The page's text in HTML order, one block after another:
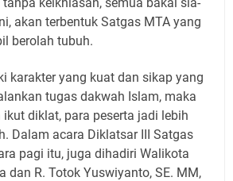
akan terbentuk Satgas MTA yang
berolah tubuh.
karakter yang kuat dan sikap yang
tugas dakwah Islam, maka
diklat, para peserta jadi lebih
Dalam acara Diklatsar III Satgas
pagi itu, juga dihadiri Walikota
dan R. Totok Yuswiyanto, SE. MM,